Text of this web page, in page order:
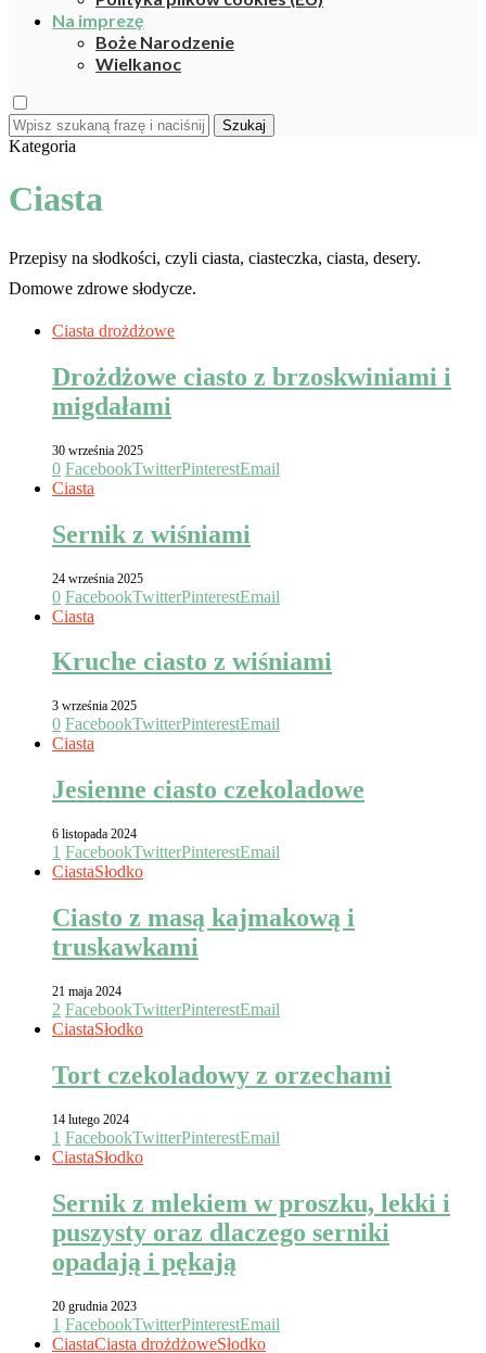
Na imprezę
Boże Narodzenie
Wielkanoc
Szukaj
Kategoria
Ciasta
Przepisy na słodkości, czyli ciasta, ciasteczka, ciasta, desery.
Domowe zdrowe słodycze.
Ciasta drożdżowe
Drożdżowe ciasto z brzoskwiniami i
migdałami
30 września 2025
0 FacebookTwitterPinterestEmail
Ciasta
Sernik z wiśniami
24 września 2025
0 FacebookTwitterPinterestEmail
Ciasta
Kruche ciasto z wiśniami
3 września 2025
0 FacebookTwitterPinterestEmail
Ciasta
Jesienne ciasto czekoladowe
6 listopada 2024
1 FacebookTwitterPinterestEmail
CiastaSłodko
Ciasto z masą kajmakową i
truskawkami
21 maja 2024
2 FacebookTwitterPinterestEmail
CiastaSłodko
Tort czekoladowy z orzechami
14 lutego 2024
1 FacebookTwitterPinterestEmail
CiastaSłodko
Sernik z mlekiem w proszku, lekki i
puszysty oraz dlaczego serniki
opadają i pękają
20 grudnia 2023
1 FacebookTwitterPinterestEmail
CiastaCiasta drożdżoweSłodko